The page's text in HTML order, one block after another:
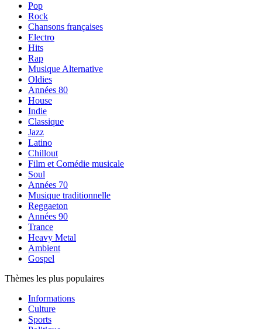
Pop
Rock
Chansons françaises
Electro
Hits
Rap
Musique Alternative
Oldies
Années 80
House
Indie
Classique
Jazz
Latino
Chillout
Film et Comédie musicale
Soul
Années 70
Musique traditionnelle
Reggaeton
Années 90
Trance
Heavy Metal
Ambient
Gospel
Thèmes les plus populaires
Informations
Culture
Sports